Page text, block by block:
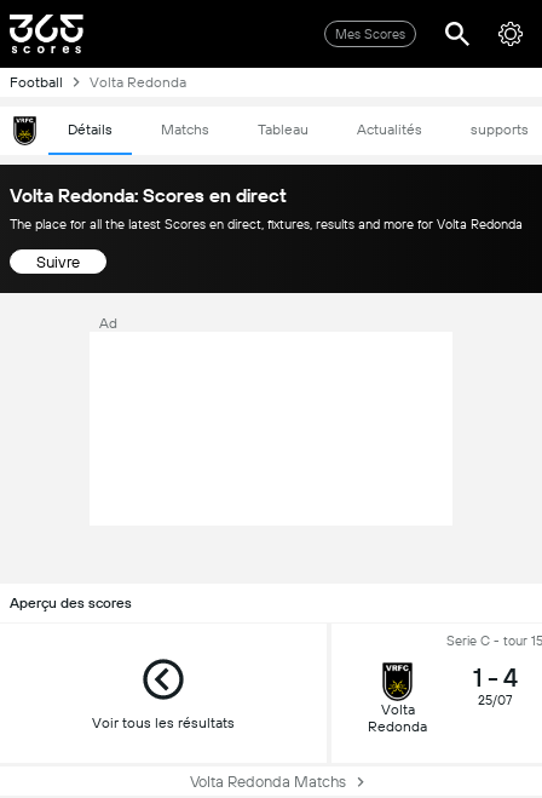
Mes Scores
Football Volta Redonda
Détails Matchs Tableau Actualités supports
Volta Redonda: Scores en direct
The place for all the latest Scores en direct, fixtures, results and more for Volta Redonda
Suivre
Ad
Aperçu des scores
Voir tous les résultats
Serie C - tour 15
Volta
Redonda
1 - 4
25/07
Volta Redonda Matchs